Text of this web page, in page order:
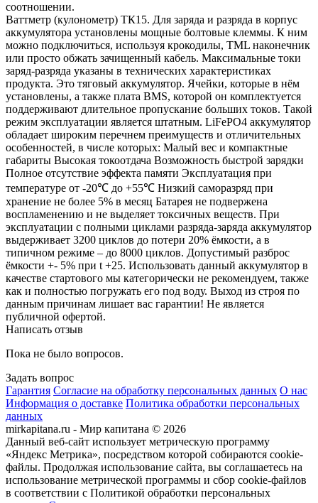
соотношении.
Ваттметр (кулонометр) ТК15. Для заряда и разряда в корпус
аккумулятора установлены мощные болтовые клеммы. К ним
можно подключиться, используя крокодилы, TML наконечник
или просто обжать зачищенный кабель. Максимальные токи
заряд-разряда указаны в технических характеристиках
продукта. Это тяговый аккумулятор. Ячейки, которые в нём
установлены, а также плата BMS, которой он комплектуется
поддерживают длительное пропускание больших токов. Такой
режим эксплуатации является штатным. LiFePO4 аккумулятор
обладает широким перечнем преимуществ и отличительных
особенностей, в числе которых: Малый вес и компактные
габариты Высокая токоотдача Возможность быстрой зарядки
Полное отсутствие эффекта памяти Эксплуатация при
температуре от -20℃ до +55℃ Низкий саморазряд при
хранение не более 5% в месяц Батарея не подвержена
воспламенению и не выделяет токсичных веществ. При
эксплуатации с полными циклами разряда-заряда аккумулятор
выдерживает 3200 циклов до потери 20% ёмкости, а в
типичном режиме – до 8000 циклов. Допустимый разброс
ёмкости +- 5% при t +25. Использовать данный аккумулятор в
качестве стартового мы категорически не рекомендуем, также
как и полностью погружать его под воду. Выход из строя по
данным причинам лишает вас гарантии! Не является
публичной офертой.
Написать отзыв
Пока не было вопросов.
Задать вопрос
Гарантия Согласие на обработку персональных данных О нас
Информация о доставке Политика обработки персональных
данных
mirkapitana.ru - Мир капитана © 2026
Данный веб-сайт использует метрическую программу
«Яндекс Метрика», посредством которой собираются cookie-
файлы. Продолжая использование сайта, вы соглашаетесь на
использование метрической программы и сбор cookie-файлов
в соответствии с Политикой обработки персональных